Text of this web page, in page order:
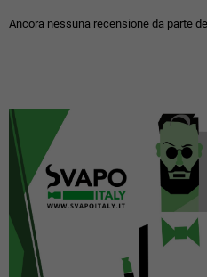
Ancora nessuna recensione da parte